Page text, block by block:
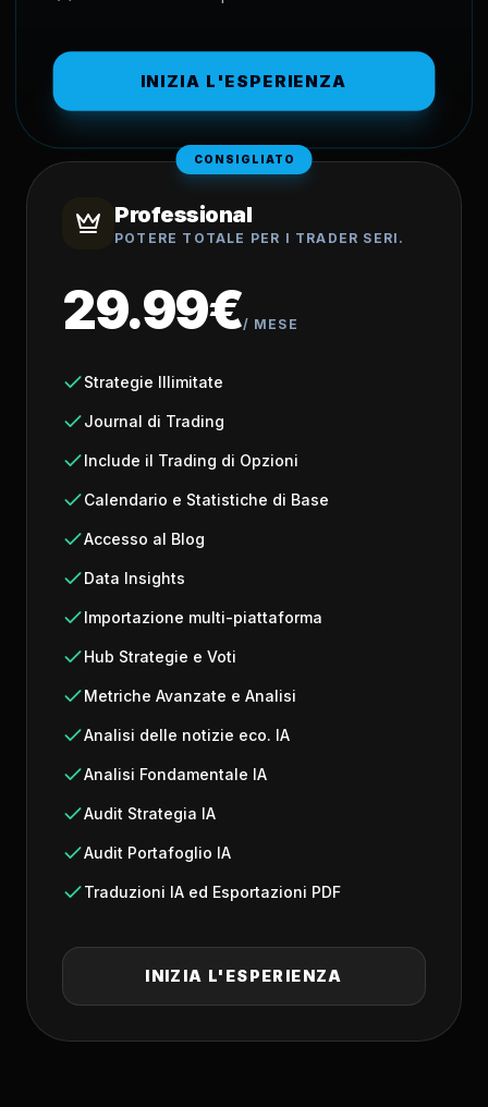
INIZIA L'ESPERIENZA
CONSIGLIATO
Professional
POTERE TOTALE PER I TRADER SERI.
29.99€/ MESE
Strategie Illimitate
Journal di Trading
Include il Trading di Opzioni
Calendario e Statistiche di Base
Accesso al Blog
Data Insights
Importazione multi-piattaforma
Hub Strategie e Voti
Metriche Avanzate e Analisi
Analisi delle notizie eco. IA
Analisi Fondamentale IA
Audit Strategia IA
Audit Portafoglio IA
Traduzioni IA ed Esportazioni PDF
INIZIA L'ESPERIENZA